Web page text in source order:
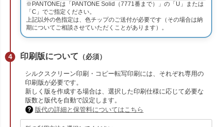
※PANTONEは「PANTONE Solid（7771番まで）」の「U」または
「C」でご指定ください。
上記以外の色指定は、色チップのご送付が必要です（その場合は納
期についてご相談させていただくことがあります）。
印刷版について （必須）
シルクスクリーン印刷・コピー転写印刷には、それぞれ専用の
印刷版が必要です。
新しく版を作成する場合は、選択した印刷仕様に応じて必要な
版数と版代を自動で設定します。
版代の詳細と保管料についてはこちら